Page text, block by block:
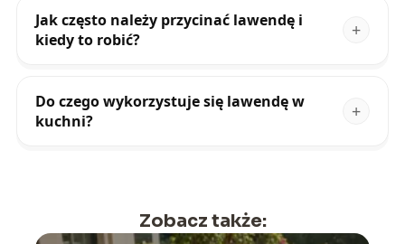
Jak często należy przycinać lawendę i
kiedy to robić?
Do czego wykorzystuje się lawendę w
kuchni?
Zobacz także: